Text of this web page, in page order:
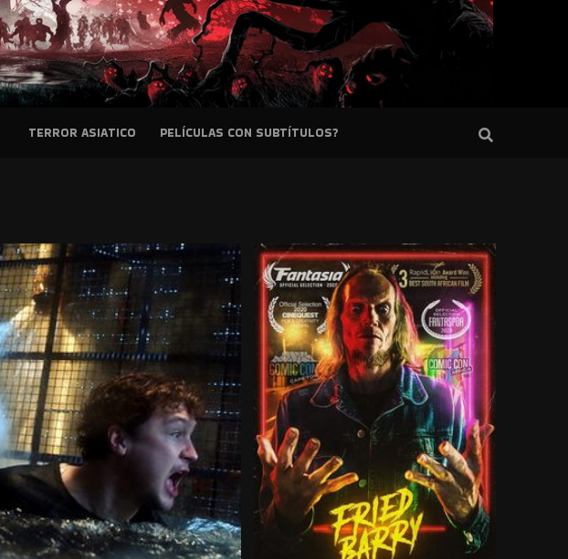
TERROR ASIATICO PELÍCULAS CON SUBTÍTULOS?